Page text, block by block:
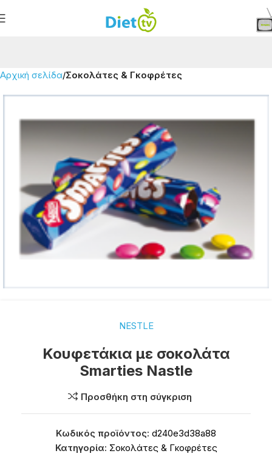
Αρχική σελίδα Σοκολάτες & Γκοφρέτες
NESTLE
Κουφετάκια με σοκολάτα
Smarties Nastle
Προσθήκη στη σύγκριση
Κωδικός προϊόντος: d240e3d38a88
Κατηγορία: Σοκολάτες & Γκοφρέτες